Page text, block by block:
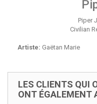
Piper
Civilian
Artiste: Gaëtan Marie
LES CLIENTS QUI
ONT ÉGALEMENT